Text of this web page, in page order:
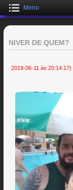
Menu
NIVER DE QUEM?
2019-06-11 às 20:14:17)